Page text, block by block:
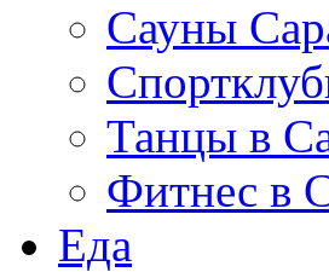
Сауны
Танцы в
Фитнес в
Еда